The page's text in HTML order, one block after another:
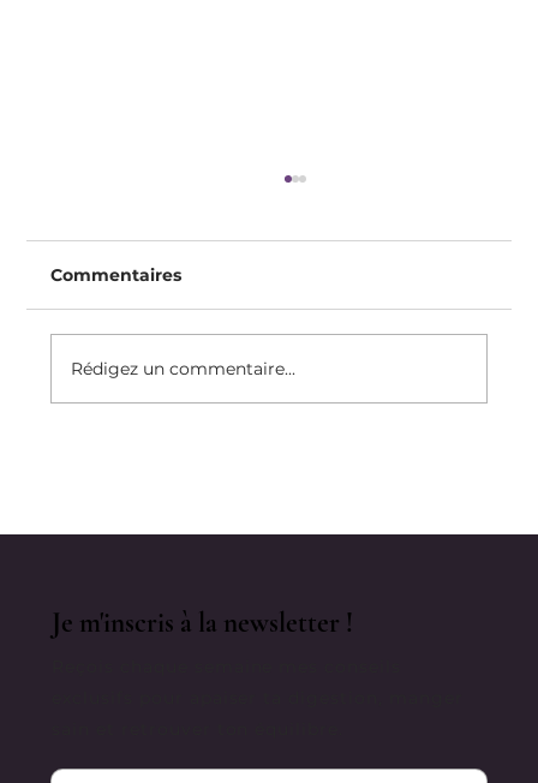
Commentaires
Rédigez un commentaire...
Je m'inscris à la newsletter !